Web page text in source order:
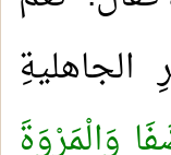
وَالْمَرْوَةَ